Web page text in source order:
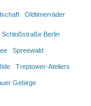
Oldtimerräder
Schloßstraße Berlin
Spreewald
Treptower-Ateliers
Gebirge